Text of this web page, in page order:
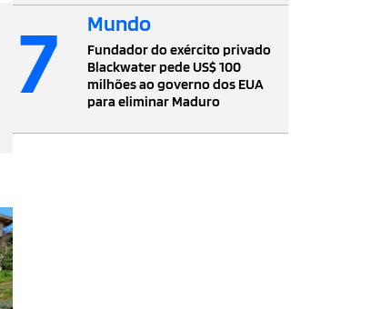
7 Mundo
Fundador do exército privado
Blackwater pede US$ 100
milhões ao governo dos EUA
para eliminar Maduro